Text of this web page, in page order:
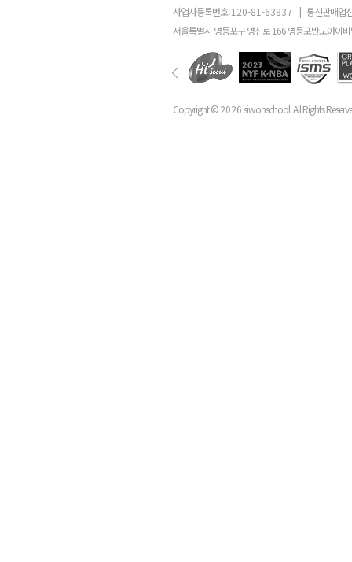
사업자등록번호:120-81-63837 | 통신판매업
서울특별시 영등포구 영신로 166 영등포반도아이
Copyright ©2026 siwonschool. All Rights